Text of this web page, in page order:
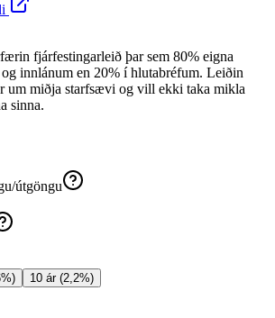
fjárfestingarleið þar sem 80% eigna
innlánum en 20% í hlutabréfum. Leiðin
um miðja starfsævi og vill ekki taka mikla
sinna.
útgöngu
%) 10 ár(2,2%)